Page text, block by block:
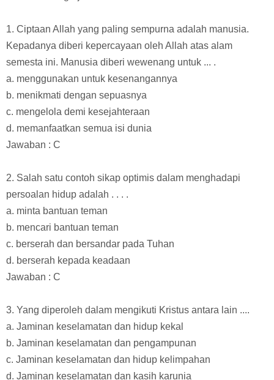
1. Ciptaan Allah yang paling sempurna adalah manusia.
Kepadanya diberi kepercayaan oleh Allah atas alam
semesta ini. Manusia diberi wewenang untuk ... .
a. menggunakan untuk kesenangannya
b. menikmati dengan sepuasnya
c. mengelola demi kesejahteraan
d. memanfaatkan semua isi dunia
Jawaban : C
2. Salah satu contoh sikap optimis dalam menghadapi
persoalan hidup adalah . . . .
a. minta bantuan teman
b. mencari bantuan teman
c. berserah dan bersandar pada Tuhan
d. berserah kepada keadaan
Jawaban : C
3. Yang diperoleh dalam mengikuti Kristus antara lain ....
a. Jaminan keselamatan dan hidup kekal
b. Jaminan keselamatan dan pengampunan
c. Jaminan keselamatan dan hidup kelimpahan
d. Jaminan keselamatan dan kasih karunia